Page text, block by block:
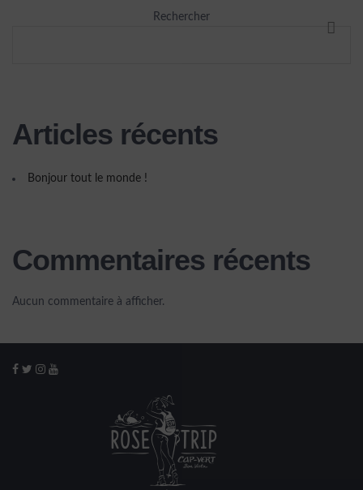
Rechercher
Articles récents
Bonjour tout le monde !
Commentaires récents
Aucun commentaire à afficher.